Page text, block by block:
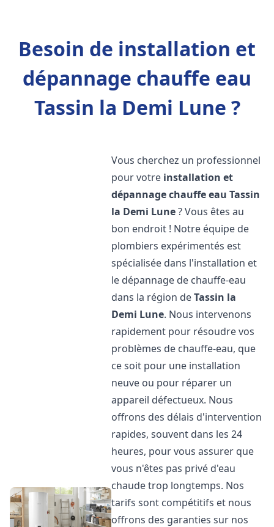
Besoin de installation et
dépannage chauffe eau
Tassin la Demi Lune ?
Vous cherchez un professionnel
pour votre installation et
dépannage chauffe eau Tassin
la Demi Lune? Vous êtes au
bon endroit ! Notre équipe de
plombiers expérimentés est
spécialisée dans l'installation et
le dépannage de chauffe-eau
dans la région deTassin la
Demi Lune. Nous intervenons
rapidement pour résoudre vos
problèmes de chauffe-eau, que
ce soit pour une installation
neuve ou pour réparer un
appareil défectueux. Nous
offrons des délais d'intervention
rapides, souvent dans les 24
heures, pour vous assurer que
vous n'êtes pas privé d'eau
chaude trop longtemps. Nos
tarifs sont compétitifs et nous
offrons des garanties sur nos